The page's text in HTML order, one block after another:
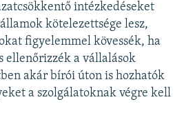
intézkedéseket
kötelezettsége lesz,
figyelemmel kövessék, ha
ellenőrizzék a vállalások
akár bírói úton is hozhatók
a szolgálatoknak végre kell